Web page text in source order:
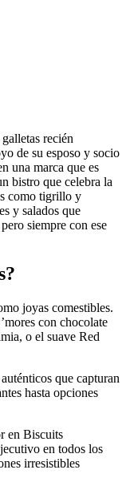
recién
de su esposo y socio
una marca que es
bistro que celebra la
como tigrillo y
y salados que
siempre con ese
joyas comestibles.
con chocolate
o el suave Red
que capturan
hasta opciones
en Biscuits
en todos los
irresistibles